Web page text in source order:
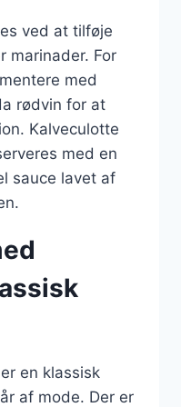
ved at tilføje
marinader. For
med
rødvin for at
Kalveculotte
med en
sauce lavet af
en klassisk
af mode. Der er